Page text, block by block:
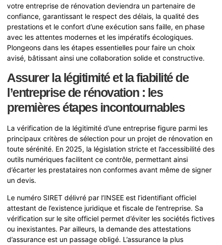
votre entreprise de rénovation deviendra un partenaire de
confiance, garantissant le respect des délais, la qualité des
prestations et le confort d’une exécution sans faille, en phase
avec les attentes modernes et les impératifs écologiques.
Plongeons dans les étapes essentielles pour faire un choix
avisé, bâtissant ainsi une collaboration solide et constructive.
Assurer la légitimité et la fiabilité de
l’entreprise de rénovation : les
premières étapes incontournables
La vérification de la légitimité d’une entreprise figure parmi les
principaux critères de sélection pour un projet de rénovation en
toute sérénité. En 2025, la législation stricte et l’accessibilité des
outils numériques facilitent ce contrôle, permettant ainsi
d’écarter les prestataires non conformes avant même de signer
un devis.
Le numéro SIRET délivré par l’INSEE est l’identifiant officiel
attestant de l’existence juridique et fiscale de l’entreprise. Sa
vérification sur le site officiel permet d’éviter les sociétés fictives
ou inexistantes. Par ailleurs, la demande des attestations
d’assurance est un passage obligé. L’assurance la plus